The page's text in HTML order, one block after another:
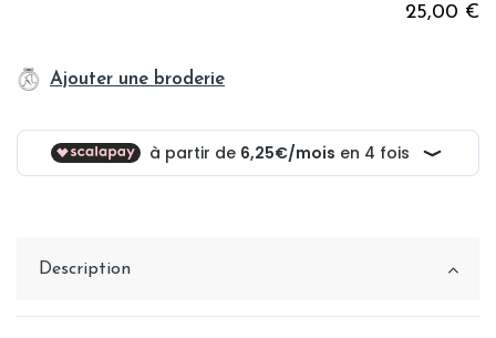
25,00 €
Ajouter une broderie
Description